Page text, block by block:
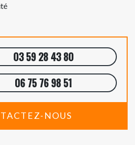
03 59 28 43 80
06 75 76 98 51
NOUS